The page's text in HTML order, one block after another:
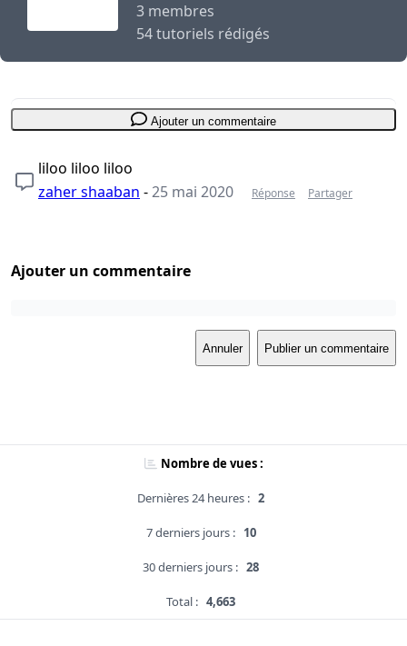
3 membres
54 tutoriels rédigés
Ajouter un commentaire
liloo liloo liloo
zaher shaaban -25 mai 2020 Réponse Partager
Ajouter un commentaire
Annuler Publier un commentaire
Nombre de vues :
Dernières 24 heures : 2
7 derniers jours : 10
30 derniers jours : 28
Total : 4,663